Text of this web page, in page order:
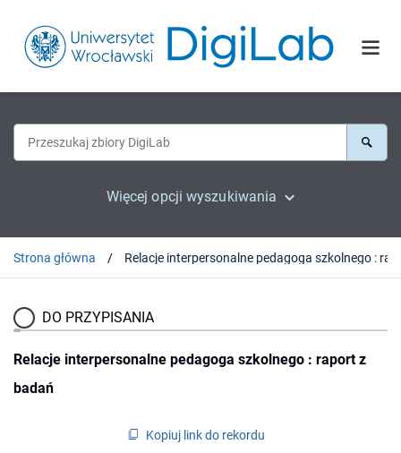
Więcej opcji wyszukiwania
Strona główna
DO PRZYPISANIA
Relacje interpersonalne pedagoga szkolnego : raport z
badań
Kopiuj link do rekordu